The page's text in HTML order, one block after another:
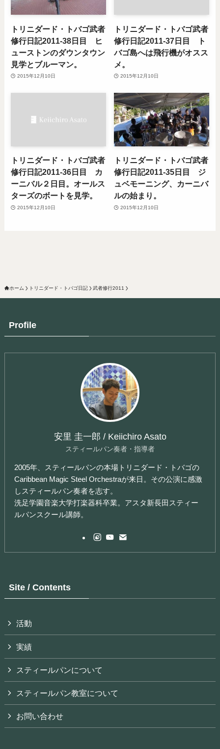
トリニダード・トバゴ武者
修行日記2011-38日目 ヒ
ューストンのダウンタウン
見学とブルーマン。
2015年12月10日
トリニダード・トバゴ武者
修行日記2011-37日目 ト
バゴ島へは飛行機がオスス
メ。
2015年12月10日
トリニダード・トバゴ武者
修行日記2011-36日目 カ
ーニバル２日目。オールス
ターズのボートを見学。
2015年12月10日
トリニダード・トバゴ武者
修行日記2011-35日目 ジ
ュベモーニング、カーニバ
ルの始まり。
2015年12月10日
ホーム トリニダード・トバゴ日記 武者修行2011
Profile
安里 圭一郎 / Keiichiro Asato
スティールパン奏者・指導者
2005年、スティールパンの本場トリニダード・トバゴの
Caribbean Magic Steel Orchestraが来日。その公演に感激
しスティールパン奏者を志す。
洗足学園音楽大学打楽器科卒業。アスタ新長田スティー
ルパンスクール講師。
Site / Contents
活動
実績
スティールパンについて
スティールパン教室について
お問い合わせ